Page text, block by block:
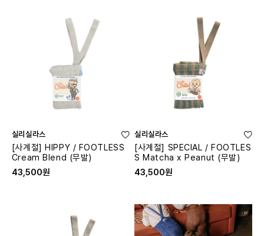
실리실라스
[사계절] HIPPY / FOOTLESS
Cream Blend (무발)
43,500원
실리실라스
[사계절] SPECIAL / FOOTLES
S Matcha x Peanut (무발)
43,500원